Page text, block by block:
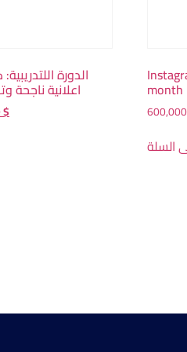
الدورة
اعلانية
$
month
السلة